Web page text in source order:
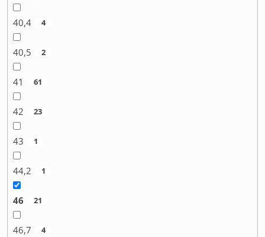
40,4 4
40,5 2
41 61
42 23
43 1
44,2 1
46 21
46,7 4